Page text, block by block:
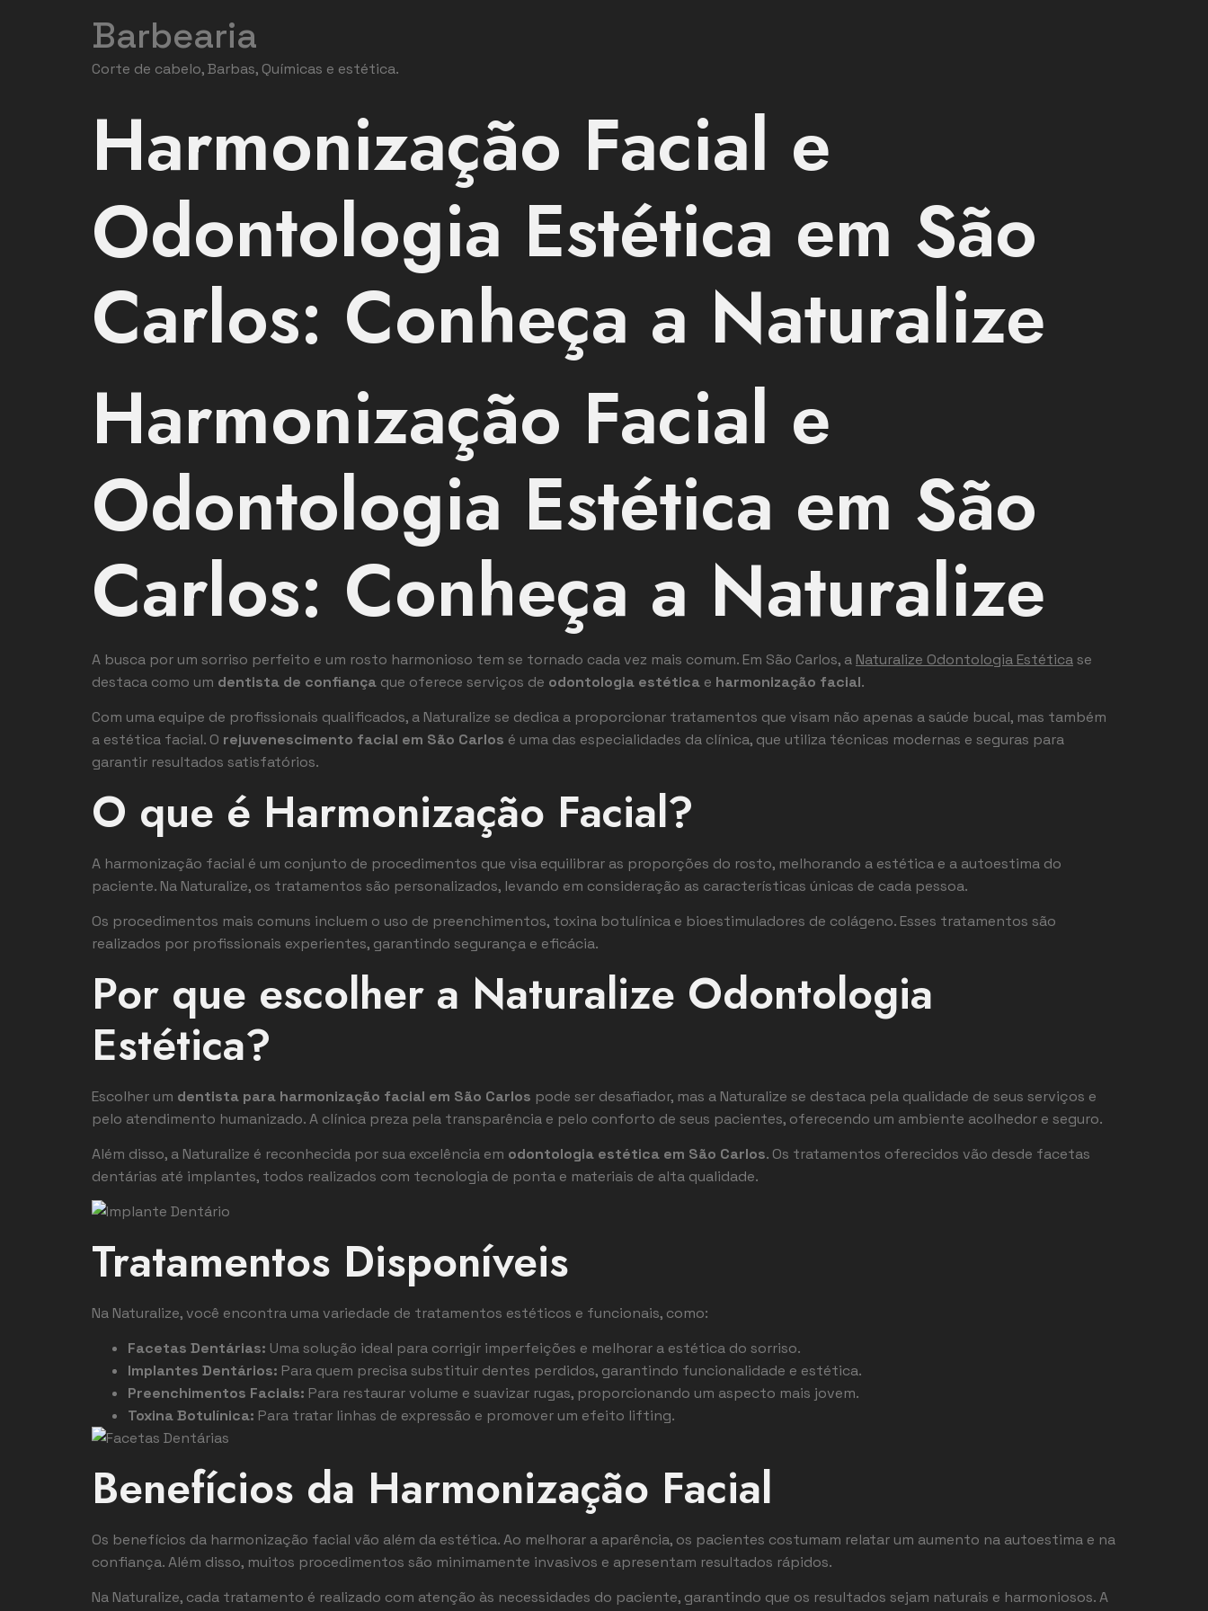
Barbearia
Corte de cabelo, Barbas, Químicas e estética.
Harmonização Facial e
Odontologia Estética em São
Carlos: Conheça a Naturalize
Harmonização Facial e
Odontologia Estética em São
Carlos: Conheça a Naturalize
A busca por um sorriso perfeito e um rosto harmonioso tem se tornado cada vez mais comum. Em São Carlos, a Naturalize Odontologia Estéticase
destaca como um dentista de confiança que oferece serviços de odontologia estética e harmonização facial.
Com uma equipe de profissionais qualificados, a Naturalize se dedica a proporcionar tratamentos que visam não apenas a saúde bucal, mas também
a estética facial. O rejuvenescimento facial em São Carlos é uma das especialidades da clínica, que utiliza técnicas modernas e seguras para
garantir resultados satisfatórios.
O que é Harmonização Facial?
A harmonização facial é um conjunto de procedimentos que visa equilibrar as proporções do rosto, melhorando a estética e a autoestima do
paciente. Na Naturalize, os tratamentos são personalizados, levando em consideração as características únicas de cada pessoa.
Os procedimentos mais comuns incluem o uso de preenchimentos, toxina botulínica e bioestimuladores de colágeno. Esses tratamentos são
realizados por profissionais experientes, garantindo segurança e eficácia.
Por que escolher a Naturalize Odontologia
Estética?
Escolher um dentista para harmonização facial em São Carlos pode ser desafiador, mas a Naturalize se destaca pela qualidade de seus serviços e
pelo atendimento humanizado. A clínica preza pela transparência e pelo conforto de seus pacientes, oferecendo um ambiente acolhedor e seguro.
Além disso, a Naturalize é reconhecida por sua excelência em odontologia estética em São Carlos. Os tratamentos oferecidos vão desde facetas
dentárias até implantes, todos realizados com tecnologia de ponta e materiais de alta qualidade.
Tratamentos Disponíveis
Na Naturalize, você encontra uma variedade de tratamentos estéticos e funcionais, como:
Facetas Dentárias: Uma solução ideal para corrigir imperfeições e melhorar a estética do sorriso.
Implantes Dentários: Para quem precisa substituir dentes perdidos, garantindo funcionalidade e estética.
Preenchimentos Faciais: Para restaurar volume e suavizar rugas, proporcionando um aspecto mais jovem.
Toxina Botulínica: Para tratar linhas de expressão e promover um efeito lifting.
Benefícios da Harmonização Facial
Os benefícios da harmonização facial vão além da estética. Ao melhorar a aparência, os pacientes costumam relatar um aumento na autoestima e na
confiança. Além disso, muitos procedimentos são minimamente invasivos e apresentam resultados rápidos.
Na Naturalize, cada tratamento é realizado com atenção às necessidades do paciente, garantindo que os resultados sejam naturais e harmoniosos. A